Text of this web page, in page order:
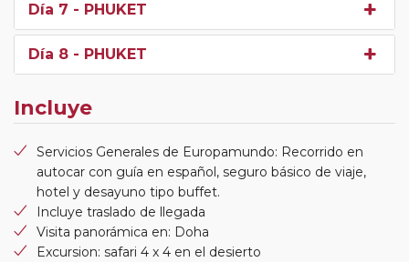
Día 7 - PHUKET
Día 8 - PHUKET
Incluye
Servicios Generales de Europamundo: Recorrido en
autocar con guía en español, seguro básico de viaje,
hotel y desayuno tipo buffet.
Incluye traslado de llegada
Visita panorámica en: Doha
Excursion: safari 4 x 4 en el desierto